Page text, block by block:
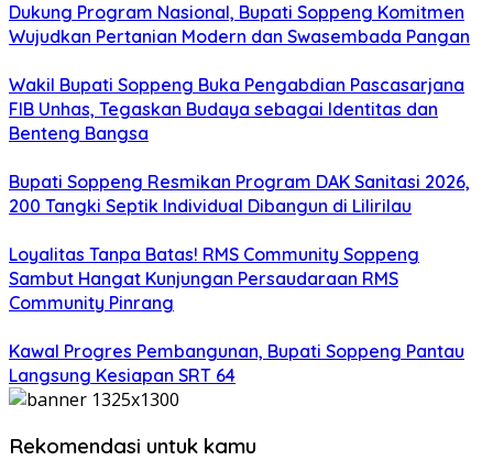
Dukung Program Nasional, Bupati Soppeng Komitmen
Wujudkan Pertanian Modern dan Swasembada Pangan
Wakil Bupati Soppeng Buka Pengabdian Pascasarjana
FIB Unhas, Tegaskan Budaya sebagai Identitas dan
Benteng Bangsa
Bupati Soppeng Resmikan Program DAK Sanitasi 2026,
200 Tangki Septik Individual Dibangun di Lilirilau
Loyalitas Tanpa Batas! RMS Community Soppeng
Sambut Hangat Kunjungan Persaudaraan RMS
Community Pinrang
Kawal Progres Pembangunan, Bupati Soppeng Pantau
Langsung Kesiapan SRT 64
Rekomendasi untuk kamu